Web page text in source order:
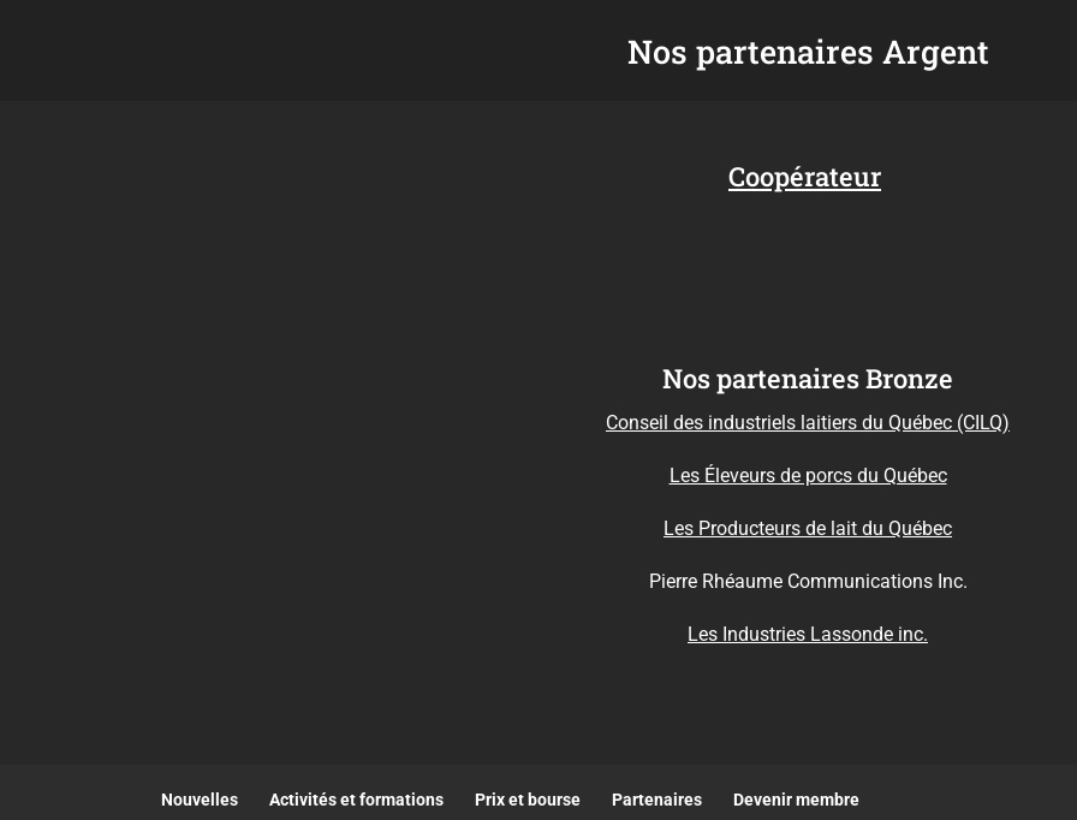
Nos partenaires Argent
Coopérateur
Nos partenaires Bronze
Conseil des industriels laitiers du Québec (CILQ)
Les Éleveurs de porcs du Québec
Les Producteurs de lait du Québec
Pierre Rhéaume Communications Inc.
Les Industries Lassonde inc.
Nouvelles Activités et formations Prix et bourse Partenaires Devenir membre